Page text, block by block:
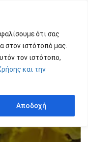
ότι σας
στον ιστότοπό μας.
τον ιστότοπο,
και την
Αποδοχή